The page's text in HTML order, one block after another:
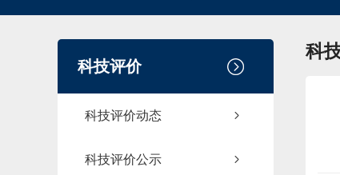
科技评价
科技评价动态
科技评价公示
科